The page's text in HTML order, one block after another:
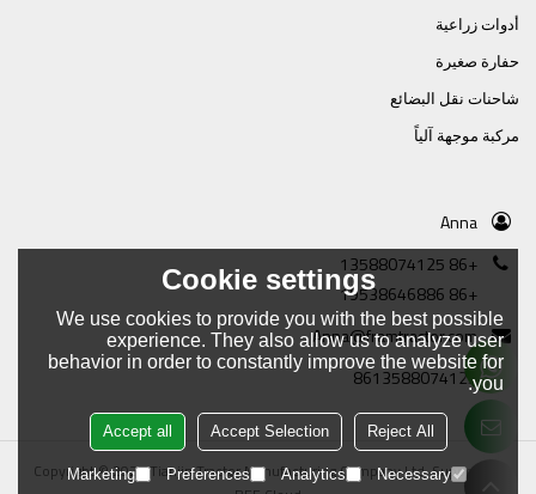
أدوات زراعية
حفارة صغيرة
شاحنات نقل البضائع
مركبة موجهة آلياً
Anna
+86 13588074125
+86 19538646886
Anna@framtractor.com
8613588074125
Copyright © 2026Tianjin Tractor Manufacturing Company Ltd.Support By
Cookie settings
We use cookies to provide you with the best possible
experience. They also allow us to analyze user
behavior in order to constantly improve the website for
you.
Reject All
Accept Selection
Accept all
Necessary
Analytics
Preferences
Marketing